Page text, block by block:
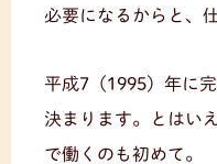
必要になるからと、
平成7（1995）年に
決まります。とはい
で働くのも初めて。